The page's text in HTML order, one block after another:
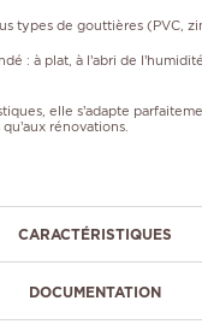
types de gouttières (PVC,
: à plat, à l’abri de
elle s’adapte
rénovations.
CARACTÉRISTIQUES
DOCUMENTATION